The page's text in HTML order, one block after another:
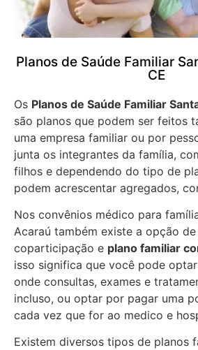
Planos de Saúde Familiar
CE
Os Planos de Saúde Familiar
são planos que podem ser feitos
uma empresa familiar ou por
junta os integrantes da família,
filhos e dependendo do tipo de
podem acrescentar agregados,
Nos convênios médico para
Acaraú também existe a opção
coparticipação e plano familiar
isso significa que você pode
onde consultas, exames e
incluso, ou optar por pagar uma
cada vez que for ao medico e
Existem diversos tipos de planos